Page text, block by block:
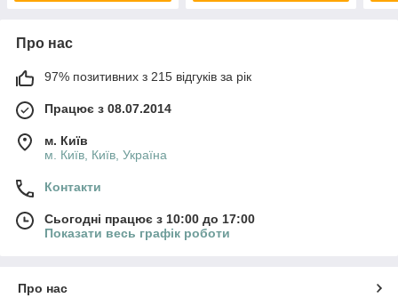
Про нас
97% позитивних з 215 відгуків за рік
Працює з 08.07.2014
м. Київ
м. Київ, Київ, Україна
Контакти
Сьогодні працює з 10:00 до 17:00
Показати весь графік роботи
Про нас